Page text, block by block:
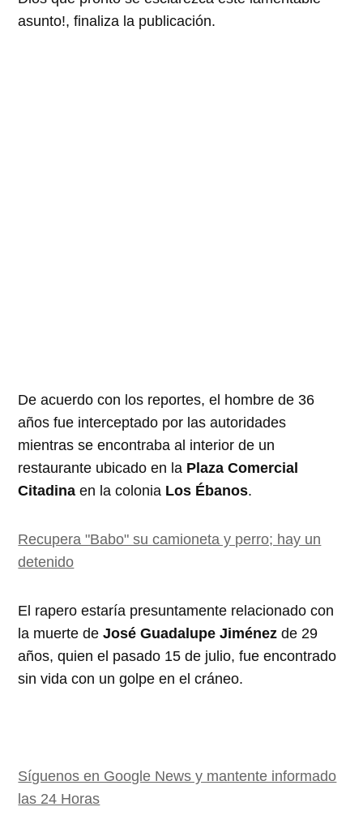
asunto!, finaliza la publicación.
De acuerdo con los reportes, el hombre de 36
años fue interceptado por las autoridades
mientras se encontraba al interior de un
restaurante ubicado en la Plaza Comercial
Citadina en la colonia Los Ébanos.
Recupera "Babo" su camioneta y perro; hay un
detenido
El rapero estaría presuntamente relacionado con
la muerte deJosé Guadalupe Jiménez de 29
años, quien el pasado 15 de julio, fue encontrado
sin vida con un golpe en el cráneo.
Síguenos en Google News y mantente informado
las 24 Horas